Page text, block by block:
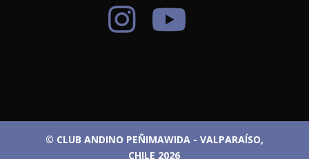
© CLUB ANDINO PEÑIMAWIDA - VALPARAÍSO,
CHILE 2026